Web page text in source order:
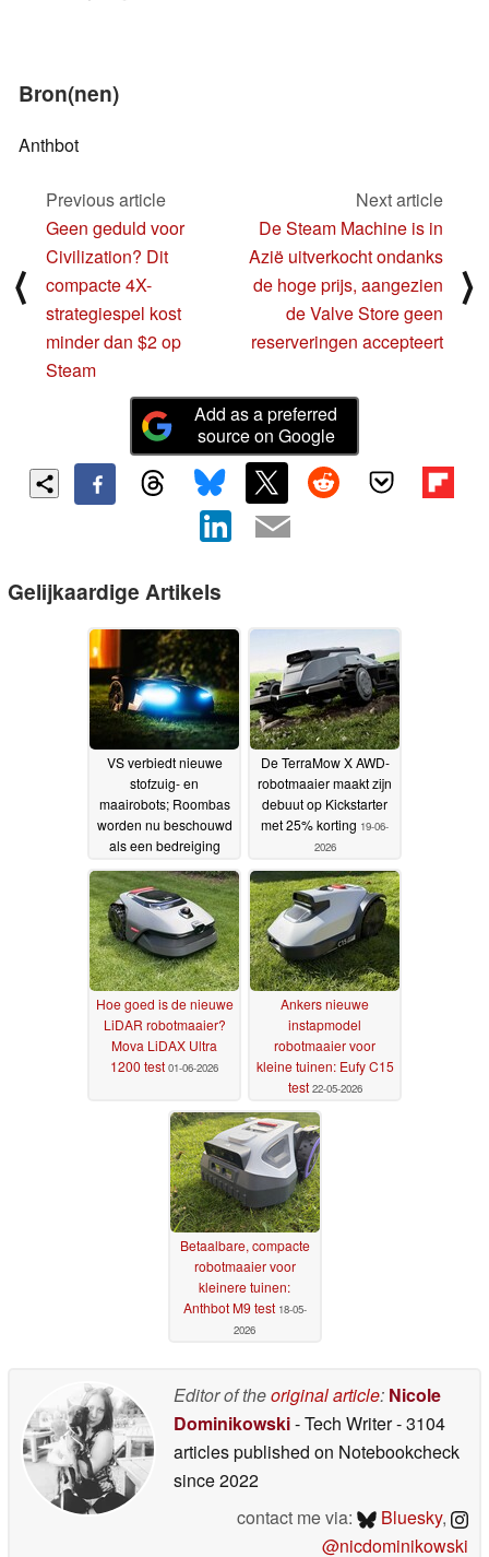
Bron(nen)
Anthbot
⟨
Previous article
Geen geduld voor
Civilization? Dit
compacte 4X-
strategiespel kost
minder dan $2 op
Steam
Next article
De Steam Machine is in
Azië uitverkocht ondanks
de hoge prijs, aangezien
de Valve Store geen
reserveringen accepteert
⟩
Add as a preferred
source on Google
Gelijkaardige Artikels
VS verbiedt nieuwe
stofzuig- en
maairobots; Roombas
worden nu beschouwd
als een bedreiging
veiligheid30-07-2026
De TerraMow X AWD-
robotmaaier maakt zijn
debuut op Kickstarter
met 25% korting 19-06-
2026
Hoe goed is de nieuwe
LiDAR robotmaaier?
Mova LiDAX Ultra
1200 test 01-06-2026
Ankers nieuwe
instapmodel
robotmaaier voor
kleine tuinen: Eufy C15
test 22-05-2026
Betaalbare, compacte
robotmaaier voor
kleinere tuinen:
Anthbot M9 test 18-05-
2026
Editor of theoriginal article: Nicole
Dominikowski- Tech Writer- 3104
articles published on Notebookcheck
since 2022
contact me via:
Bluesky,
@nicdominikowski